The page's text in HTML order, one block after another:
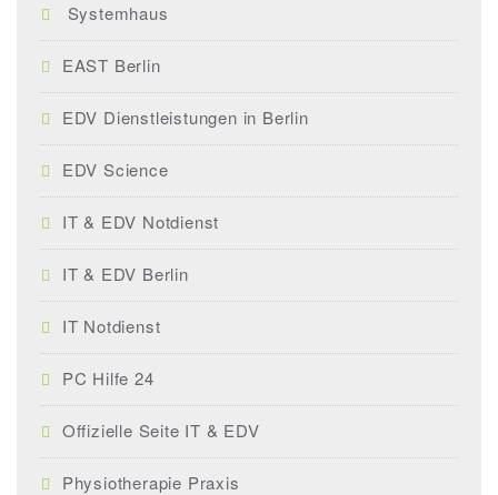
Systemhaus
EAST Berlin
EDV Dienstleistungen in Berlin
EDV Science
IT & EDV Notdienst
IT & EDV Berlin
IT Notdienst
PC Hilfe 24
Offizielle Seite IT & EDV
Physiotherapie Praxis